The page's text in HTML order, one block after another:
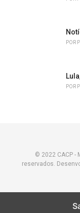
POR
POR
© 2022 CACP -
reservados.